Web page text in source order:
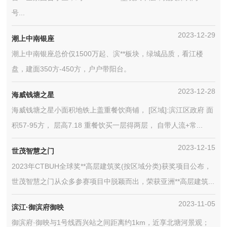
号...
潮上中南银座 2023-12-29
潮上中南银座总价仅1500万起、滨**板块，绿城品质，看江楼
盘，建面350方-450方，户户带阳台。
海威钱塘之星 2023-12-28
海威钱塘之星小面积地铁上盖重餐饮商铺， [区域]:滨江区政府 面
积57-95方， 层高7.18 重餐饮买一层得两层， 自带人流+常...
世茂智慧之门 2023-12-15
2023年CTBUH全球奖**高层建筑奖(按区域分类)获奖项目公布，
世茂智慧之门从众多参赛项目中脱颖而出，荣获亚洲**高层建筑...
滨江·御滨府御映 2023-11-05
御滨府·御映与1号线西兴站之间距离约1km，近享北塘河景观；